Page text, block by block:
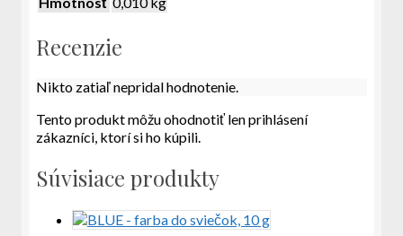
Recenzie
Nikto zatiaľ nepridal hodnotenie.
Tento produkt môžu ohodnotiť len prihlásení
zákazníci, ktorí si ho kúpili.
Súvisiace produkty